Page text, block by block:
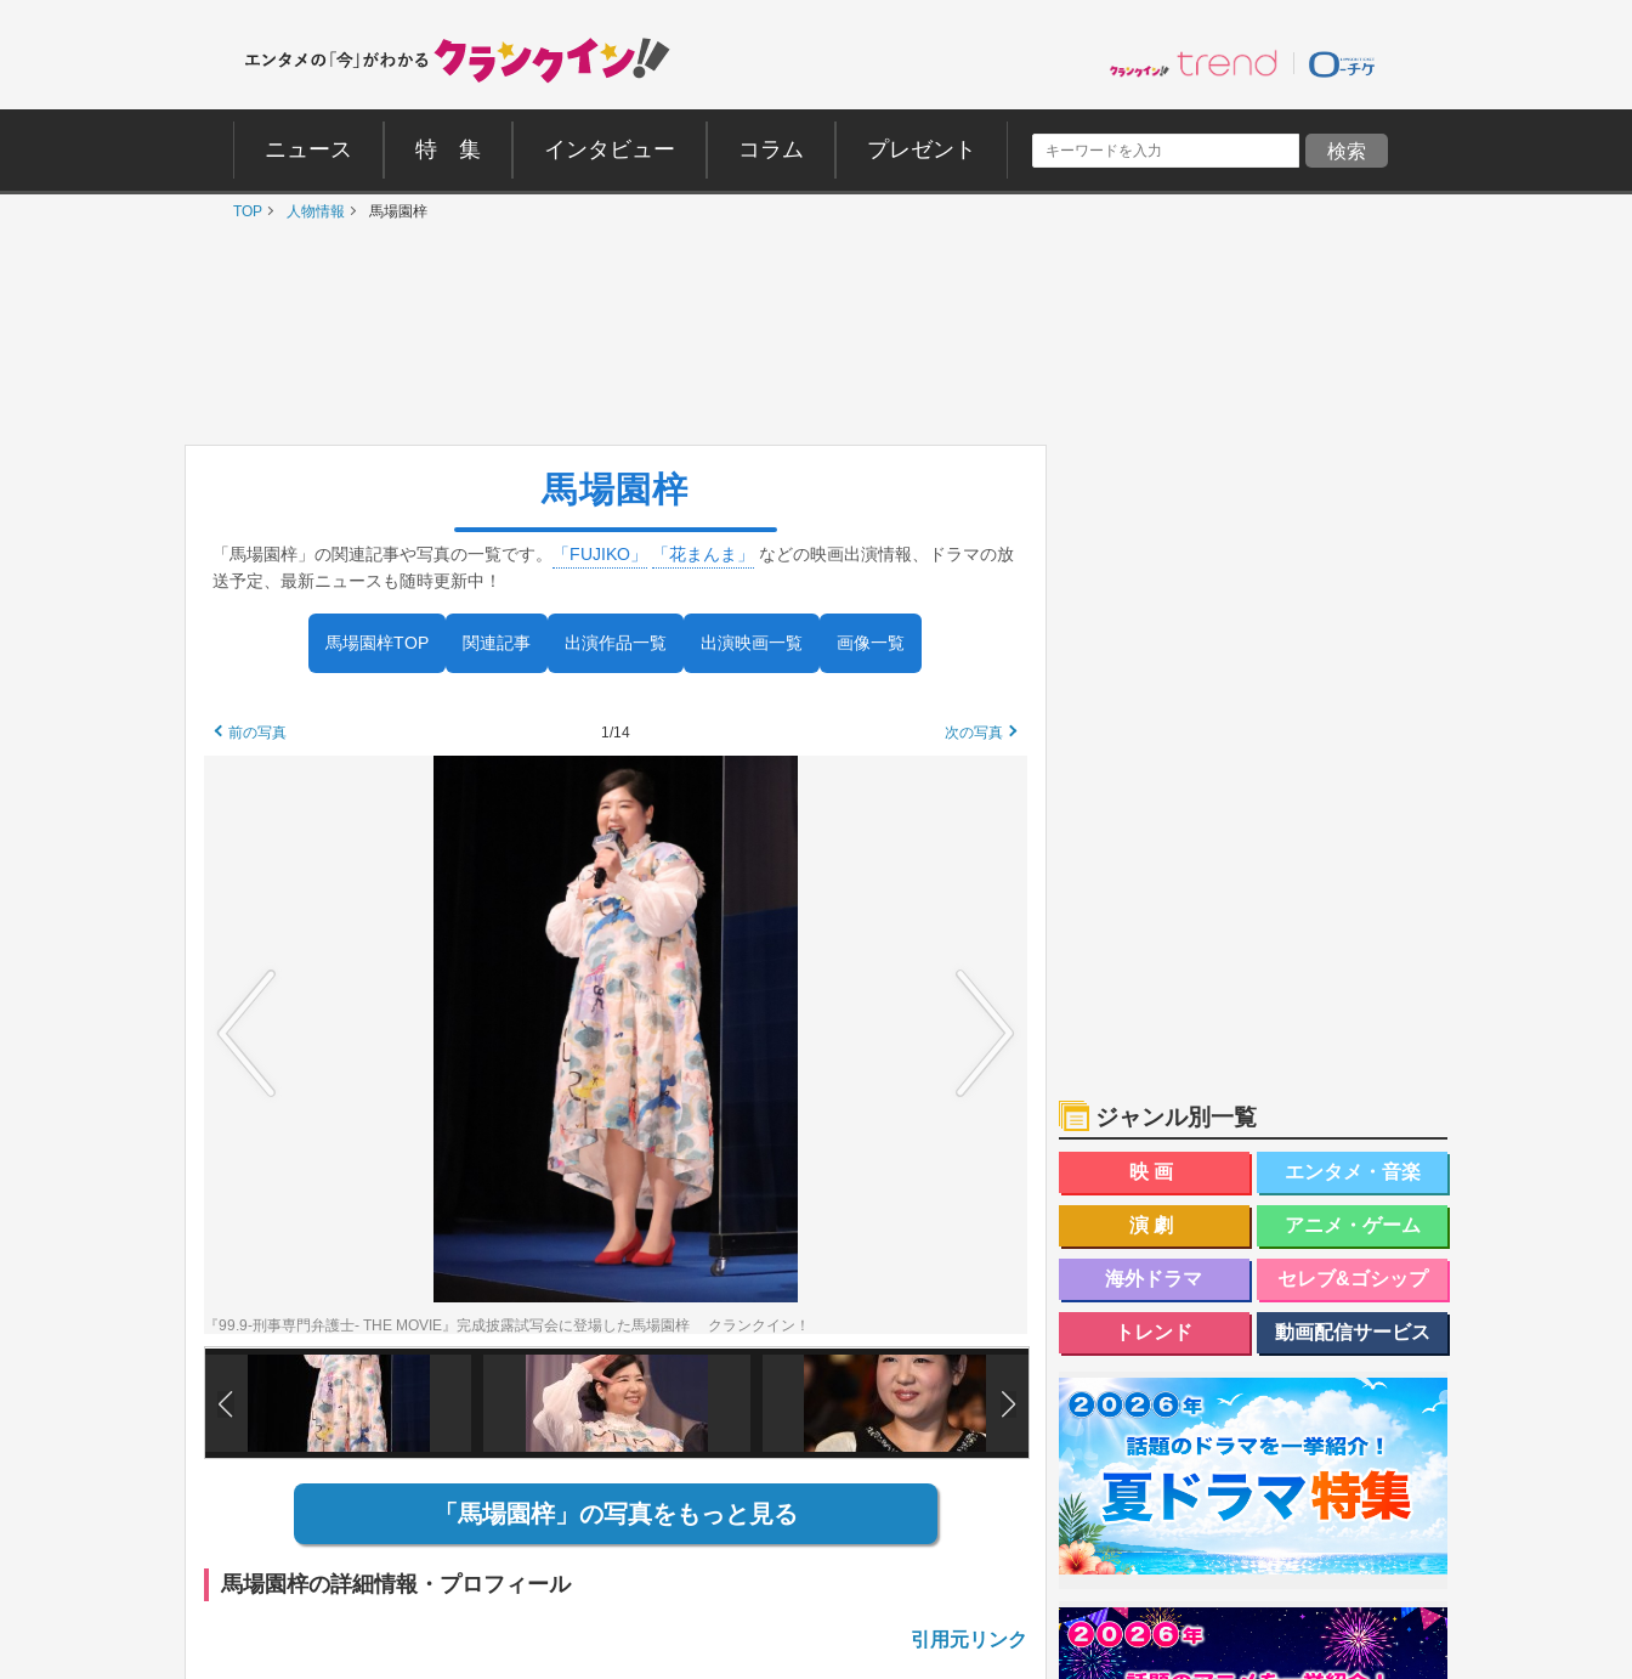
ニュース 特 集 インタビュー コラム プレゼント
TOP 人物情報 馬場園梓
馬場園梓
「馬場園梓」の関連記事や写真の一覧です。 「FUJIKO」 「花まんま」
などの映画出演情報、ドラマの放
送予定、最新ニュースも随時更新中！
馬場園梓TOP 関連記事 出演作品一覧 出演映画一覧 画像一覧
前の写真 1/14 次の写真
『99.9‐刑事専門弁護士‐ THE MOVIE』完成披露試写会に登場した馬場園梓 クランクイン！
「馬場園梓」の写真をもっと見る
馬場園梓の詳細情報・プロフィール
引用元リンク
ジャンル別一覧
映画 エンタメ・音楽
演劇 アニメ・ゲーム
海外ドラマ セレブ&ゴシップ
トレンド 動画配信サービス